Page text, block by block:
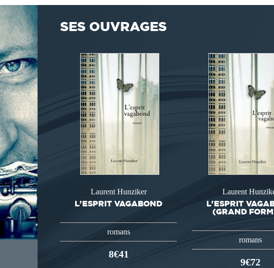
SES OUVRAGES
Laurent Hunziker
L'ESPRIT VAGABOND
romans
8€41
Laurent
L'ESPRIT
(GRAND
romans
9€72